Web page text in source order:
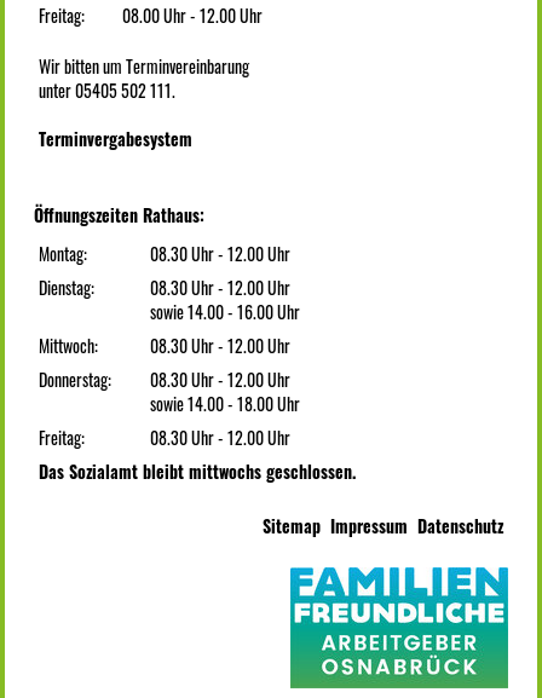
Freitag:
08.00 Uhr - 12.00 Uhr
Wir bitten um Terminvereinbarung
unter 05405 502 111.
Terminvergabesystem
Öffnungszeiten Rathaus:
Montag:
08.30 Uhr - 12.00 Uhr
Dienstag:
08.30 Uhr - 12.00 Uhr
sowie 14.00 - 16.00 Uhr
Mittwoch:
08.30 Uhr - 12.00 Uhr
Donnerstag:
08.30 Uhr - 12.00 Uhr
sowie 14.00 - 18.00 Uhr
Freitag:
08.30 Uhr - 12.00 Uhr
Das Sozialamt bleibt mittwochs geschlossen.
Sitemap Impressum Datenschutz